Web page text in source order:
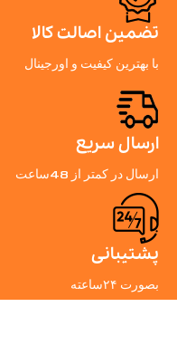
تضمین اصالت کالا
با بهترین کیفیت و اورجینال
ارسال سریع
ارسال در کمتر از 48ساعت
پشتیبانی
بصورت ۲۴ساعته